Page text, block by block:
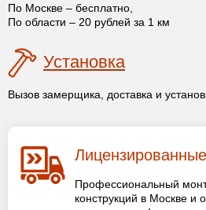
По Москве – бесплатно,
По области – 20 рублей за 1 км
Установка
Вызов замерщика, доставка и
Профессиональный
конструкций в Москве и